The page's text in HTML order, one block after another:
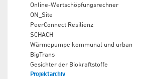
Online-Wertschöpfungsrechner
ON_Site
PeerConnect Resilienz
SCHACH
Wärmepumpe kommunal und urban
BigTrans
Gesichter der Biokraftstoffe
Projektarchiv